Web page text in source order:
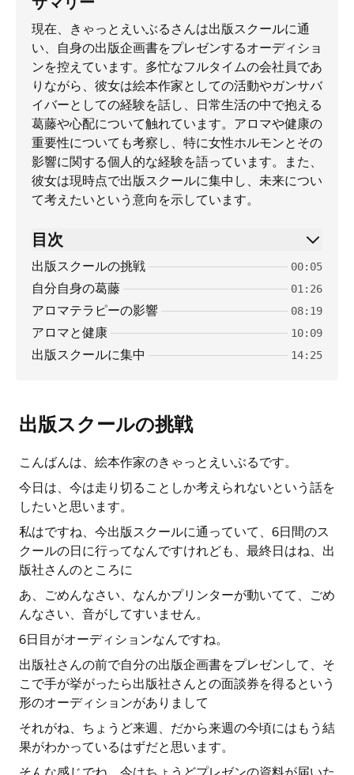
現在、きゃっとえいぶるさんは出版スクールに通
い、自身の出版企画書をプレゼンするオーディショ
ンを控えています。多忙なフルタイムの会社員であ
りながら、彼女は絵本作家としての活動やガンサバ
イバーとしての経験を話し、日常生活の中で抱える
葛藤や心配について触れています。アロマや健康の
重要性についても考察し、特に女性ホルモンとその
影響に関する個人的な経験を語っています。また、
彼女は現時点で出版スクールに集中し、未来につい
て考えたいという意向を示しています。
目次
出版スクールの挑戦 00:05
自分自身の葛藤 01:26
アロマテラピーの影響 08:19
アロマと健康 10:09
出版スクールに集中 14:25
出版スクールの挑戦
こんばんは、絵本作家のきゃっとえいぶるです。
今日は、今は走り切ることしか考えられないという話を
したいと思います。
私はですね、今出版スクールに通っていて、6日間のス
クールの日に行ってなんですけれども、最終日はね、出
版社さんのところに
あ、ごめんなさい、なんかプリンターが動いてて、ごめ
んなさい、音がしてすいません。
6日目がオーディションなんですね。
出版社さんの前で自分の出版企画書をプレゼンして、そ
こで手が挙がったら出版社さんとの面談券を得るという
形のオーディションがありまして
それがね、ちょうど来週、だから来週の今頃にはもう結
果がわかっているはずだと思います。